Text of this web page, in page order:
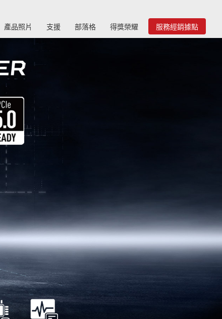
產品照片 支援 部落格 得獎榮耀 服務經銷據點